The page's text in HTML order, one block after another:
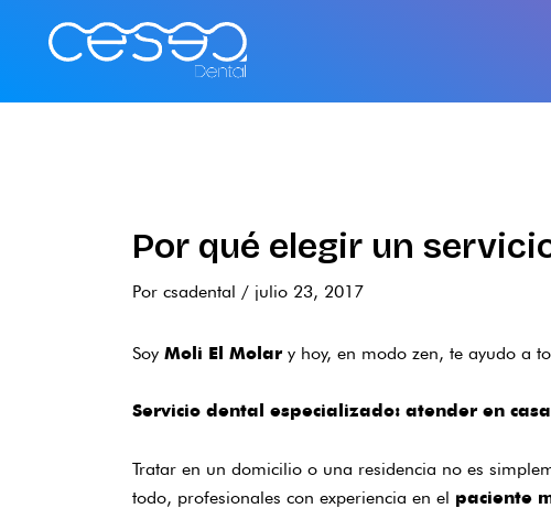
Por qué elegir un
Por csadental / julio 23, 2017
Soy Moli El Molary hoy, en modo zen, te ayudo a
Servicio dental especializado: atender en
Tratar en un domicilio o una residencia no es
todo, profesionales con experiencia en el paciente